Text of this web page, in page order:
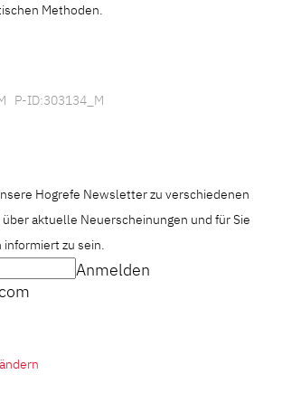
Methoden.
P-ID:303134_M
Hogrefe Newsletter zu verschiedenen
aktuelle Neuerscheinungen und für Sie
zu sein.
Anmelden